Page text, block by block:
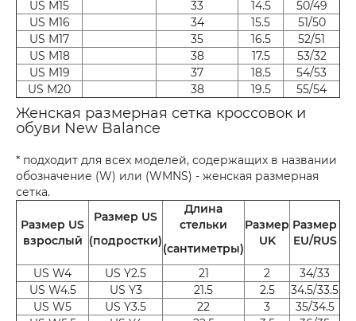
US M15 33 14.5
50/49
US M16
34 15.5
51/50
US M17
35 16.5
52/51
US M18
38 17.5
53/32
US M19
37 18.5
54/53
US M20
38 19.5 55/54
Женская размерная сетка кроссовок и
обуви New Balance
* подходит для всех моделей, содержащих в названии
обозначение (W) или (WMNS) - женская размерная
сетка.
Размер US
взрослый
Размер US
(подростки)
Длина
стельки
(сантиметры)
Размер
UK
Размер
EU/RUS
US W4 US Y2.5 21 2
34/33
US W4.5
US Y3 21.5 2.5
34.5/33.5
US W5
US Y3.5 22 3
35/34.5